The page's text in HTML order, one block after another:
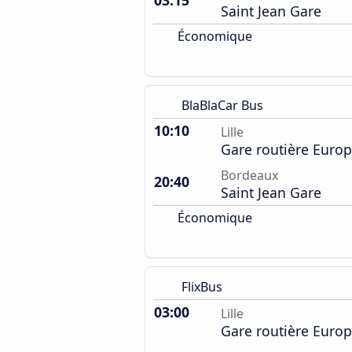
Saint Jean Gare
Économique
BlaBlaCar Bus
10:10 Lille
Gare routière
20:40
Bordeaux
Saint Jean Gare
Économique
FlixBus
03:00 Lille
Gare routière